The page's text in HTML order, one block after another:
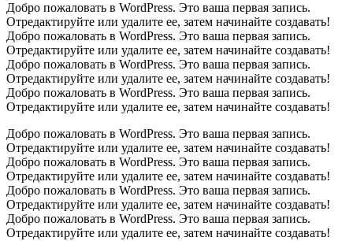
Добро пожаловать в WordPress. Это ваша первая запись.
Отредактируйте или удалите ее, затем начинайте создавать!
Добро пожаловать в WordPress. Это ваша первая запись.
Отредактируйте или удалите ее, затем начинайте создавать!
Добро пожаловать в WordPress. Это ваша первая запись.
Отредактируйте или удалите ее, затем начинайте создавать!
Добро пожаловать в WordPress. Это ваша первая запись.
Отредактируйте или удалите ее, затем начинайте создавать!
Добро пожаловать в WordPress. Это ваша первая запись.
Отредактируйте или удалите ее, затем начинайте создавать!
Добро пожаловать в WordPress. Это ваша первая запись.
Отредактируйте или удалите ее, затем начинайте создавать!
Добро пожаловать в WordPress. Это ваша первая запись.
Отредактируйте или удалите ее, затем начинайте создавать!
Добро пожаловать в WordPress. Это ваша первая запись.
Отредактируйте или удалите ее, затем начинайте создавать!